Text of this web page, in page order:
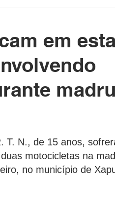
DeolhonaPolítica
em
T. N., de 15 anos,
motocicletas na
no município de